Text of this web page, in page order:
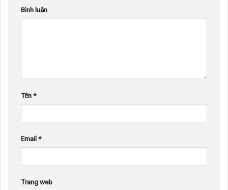
Bình luận
Tên*
Email*
Trang web